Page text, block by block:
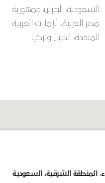
السعودية، البحرين، جمهورية
مصر العربية، الإمارات العربية
المتحدة، الصين وتركيا.
المنطقة الشرقية، السعودية